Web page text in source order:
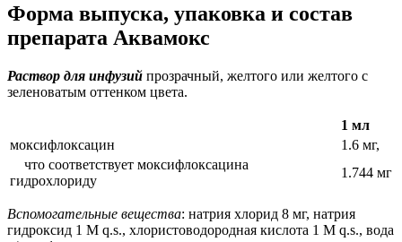
Форма выпуска, упаковка и состав
препарата Аквамокс
Раствор для инфузий прозрачный, желтого или желтого с
зеленоватым оттенком цвета.
1 мл
моксифлоксацин
1.6 мг,
что соответствует моксифлоксацина
гидрохлориду
1.744 мг
Вспомогательные вещества: натрия хлорид 8 мг, натрия
гидроксид 1 М q.s., хлористоводородная кислота 1 М q.s., вода